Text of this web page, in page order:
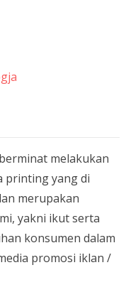
melakukan
printing yang di
merupakan
yakni ikut serta
konsumen dalam
promosi iklan /